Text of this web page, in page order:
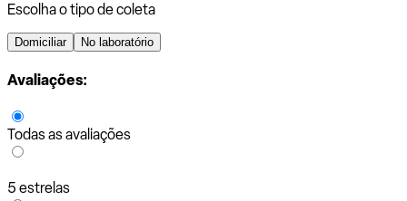
Escolha o tipo de coleta
Domiciliar No laboratório
Avaliações:
Todas as avaliações
5 estrelas